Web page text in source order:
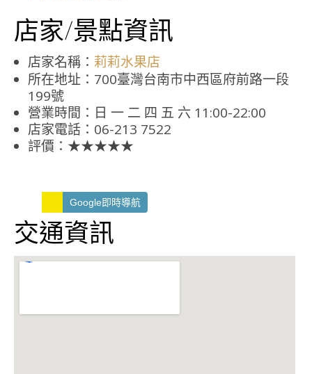
店家/景點資訊
店家名稱： 莉莉水果店
所在地址：700臺灣台南市中西區府前路一段
199號
營業時間：日 一 二 四 五 六 11:00-22:00
店家電話：06-213 7522
評價：★★★★★
Google即時導航
交通資訊